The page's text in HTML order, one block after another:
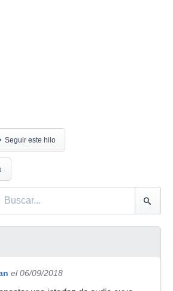
Seguir este hilo
el 06/09/2018